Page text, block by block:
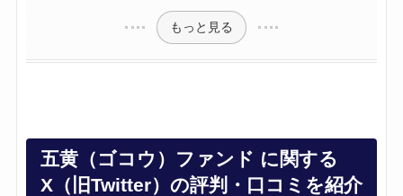
もっと見る
五黄（ゴコウ）ファンド に関する
X（旧Twitter）の評判・口コミを紹介